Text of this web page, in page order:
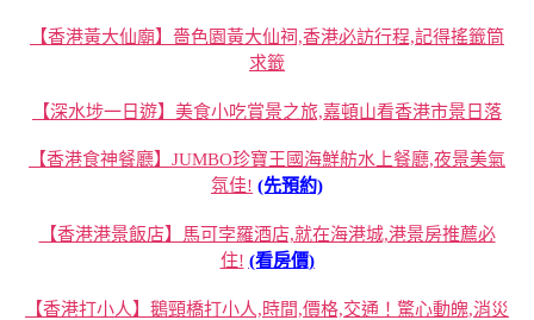
【香港黃大仙廟】嗇色園黃大仙祠,香港必訪行程,記得搖籤筒
求籤
【深水埗一日遊】美食小吃賞景之旅,嘉頓山看香港市景日落
【香港食神餐廳】JUMBO珍寶王國海鮮舫水上餐廳,夜景美氣
氛佳! (先預約)
【香港港景飯店】馬可孛羅酒店,就在海港城,港景房推薦必
住! (看房價)
【香港打小人】鵝頸橋打小人,時間,價格,交通！驚心動魄,消災